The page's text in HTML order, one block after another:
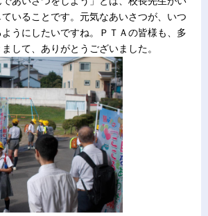
いることです。元気なあいさつが、いつ
うにしたいですね。ＰＴＡの皆様も、多
して、ありがとうございました。